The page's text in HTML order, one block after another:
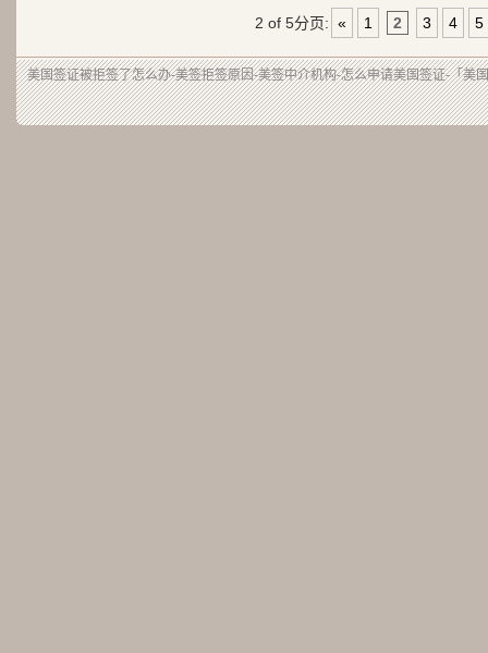
2 of 5分页: « 1 2 3 4 5
美国签证被拒签了怎么办-美签拒签原因-美签中介机构-怎么申请美国签证-「美